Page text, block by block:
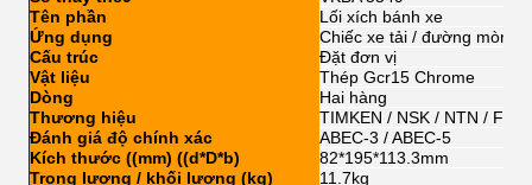
Tên phần
Lối xích bánh xe
Ứng dụng
Chiếc xe tải / đường mòn /
Cấu trúc
Đặt đơn vị
Vật liệu
Thép Gcr15 Chrome
Dòng
Hai hàng
Thương hiệu
TIMKEN / NSK / NTN /
Đánh giá độ chính xác
ABEC-3 / ABEC-5
Kích thước ((mm) ((d*D*b)
82*195*113.3mm
Trọng lượng / khối lượng (kg)
11.7kg